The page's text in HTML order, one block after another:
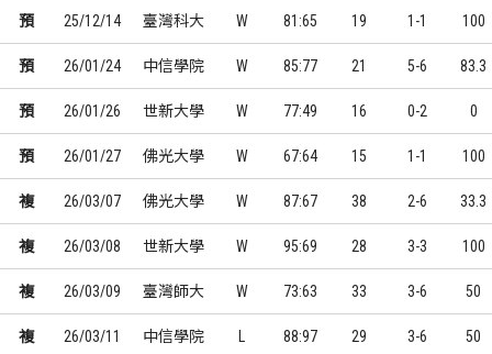
預 25/12/14 臺灣科大 W 81:65 19 1-1 100
預 26/01/24 中信學院 W 85:77 21 5-6 83.3
預 26/01/26 世新大學 W 77:49 16 0-2 0
預 26/01/27 佛光大學 W 67:64 15 1-1 100
複 26/03/07 佛光大學 W 87:67 38 2-6 33.3
複 26/03/08 世新大學 W 95:69 28 3-3 100
複 26/03/09 臺灣師大 W 73:63 33 3-6 50
複 26/03/11 中信學院 88:97 29 3-6 50